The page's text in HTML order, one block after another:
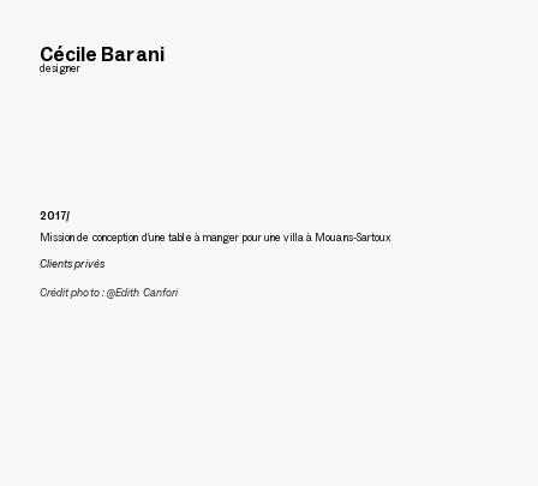
Cécile Barani
designer
2017/
Mission de conception d’une table à manger pour une villa à Mouans-Sartoux
Clients privés
Crédit photo : @Edith Canfori